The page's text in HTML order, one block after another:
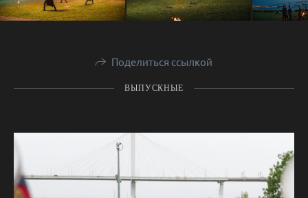
Поделиться ссылкой
ВЫПУСКНЫЕ